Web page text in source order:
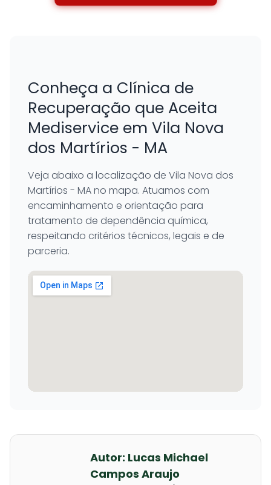
Conheça a Clínica de
Recuperação que Aceita
Mediservice em Vila Nova
dos Martírios - MA
Veja abaixo a localização de Vila Nova dos
Martírios - MA no mapa. Atuamos com
encaminhamento e orientação para
tratamento de dependência química,
respeitando critérios técnicos, legais e de
parceria.
Autor: Lucas Michael
Campos Araujo